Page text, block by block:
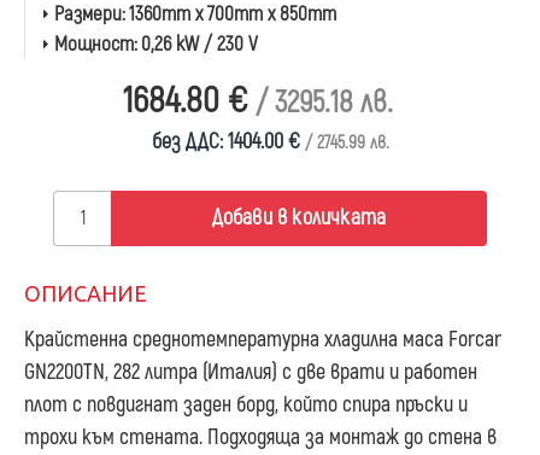
1684.80 € / 3295.18 лв.
без ДДС: 1404.00 € / 2745.99 лв.
Размери:1360mm x 700mm x 850mm
Мощност:0,26 kW / 230 V
Добави в количката
ОПИСАНИЕ
Крайстенна среднотемпературна хладилна маса Forcar
GN2200TN, 282 литра (Италия) с две врати и работен
плот с повдигнат заден борд, който спира пръски и
трохи към стената. Подходяща за монтаж до стена в